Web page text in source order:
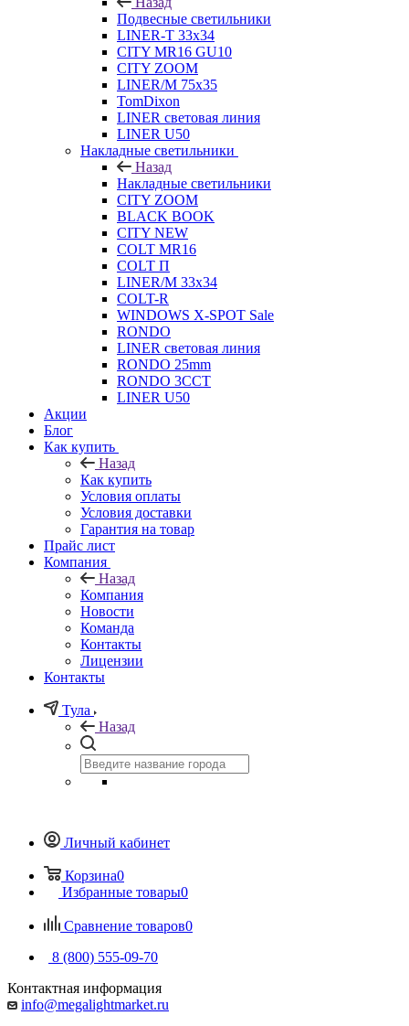
Подвесные светильники
LINER-T 33x34
CITY MR16 GU10
CITY ZOOM
LINER/M 75х35
TomDixon
LINER световая линия
LINER U50
Накладные светильники
Назад
Накладные светильники
CITY ZOOM
BLACK BOOK
CITY NEW
COLT MR16
COLT П
LINER/М 33х34
COLT-R
WINDOWS X-SPOT Sale
RONDO
LINER световая линия
RONDO 25mm
RONDO 3CCT
LINER U50
Акции
Блог
Как купить
Назад
Как купить
Условия оплаты
Условия доставки
Гарантия на товар
Прайс лист
Компания
Назад
Компания
Новости
Команда
Контакты
Лицензии
Контакты
Тула
Назад
Личный кабинет
Корзина0
Избранные товары0
Сравнение товаров0
8 (800) 555-09-70
Контактная информация
info@megalightmarket.ru